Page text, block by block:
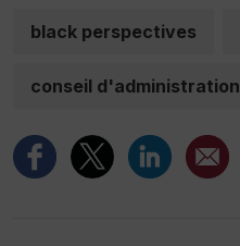
black perspectives
conseil d'administration